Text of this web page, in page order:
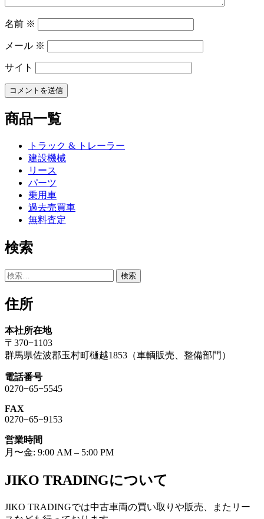
名前 ※
メール ※
サイト
商品一覧
トラック & トレーラー
建設機械
リース
パーツ
乗用車
過去売買車
無料査定
検索
検
住所
本社所在地
〒370−1103
群馬県佐波郡玉村町樋越1853（車輌販売、整備部門）
電話番号
0270−65−5545
FAX
0270−65−9153
営業時間
月〜金: 9:00 AM – 5:00 PM
JIKO TRADINGについて
JIKO TRADINGでは中古車両の買い取りや販売、またリー